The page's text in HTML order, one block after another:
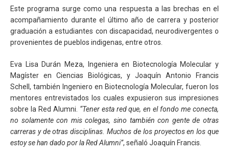
Este programa surge como una respuesta a las brechas en el
acompañamiento durante el último año de carrera y posterior
graduación a estudiantes con discapacidad, neurodivergentes o
provenientes de pueblos indigenas, entre otros.
Eva Lisa Durán Meza, Ingeniera en Biotecnología Molecular y
Magíster en Ciencias Biológicas, y Joaquín Antonio Francis
Schell, también Ingeniero en Biotecnología Molecular, fueron los
mentores entrevistados los cuales expusieron sus impresiones
sobre la Red Alumni. “Tener esta red que, en el fondo me conecta,
no solamente con mis colegas, sino también con gente de otras
carreras y de otras disciplinas. Muchos de los proyectos en los que
estoy se han dado por la Red Alumni”, señaló Joaquín Francis.